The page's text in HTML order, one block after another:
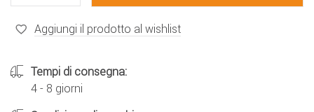
Aggiungi il prodotto al wishlist
Tempi di consegna:
4 - 8 giorni